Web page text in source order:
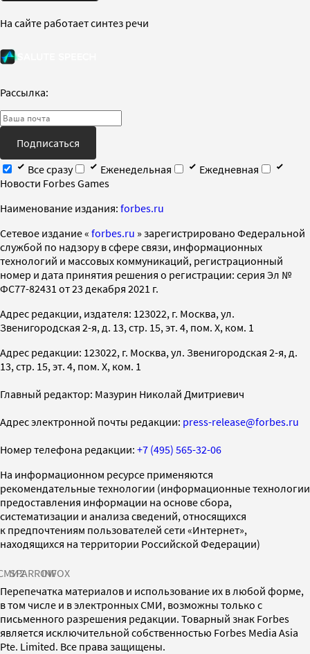
На сайте работает синтез речи
Рассылка:
Подписаться
Все сразу
Еженедельная
Ежедневная
Новости Forbes Games
Наименование издания: forbes.ru
Cетевое издание « forbes.ru » зарегистрировано Федеральной
службой по надзору в сфере связи, информационных
технологий и массовых коммуникаций, регистрационный
номер и дата принятия решения о регистрации: серия Эл №
ФС77-82431 от 23 декабря 2021 г.
Адрес редакции, издателя: 123022, г. Москва, ул.
Звенигородская 2-я, д. 13, стр. 15, эт. 4, пом. X, ком. 1
Адрес редакции: 123022, г. Москва, ул. Звенигородская 2-я, д.
13, стр. 15, эт. 4, пом. X, ком. 1
Главный редактор: Мазурин Николай Дмитриевич
Адрес электронной почты редакции: press-release@forbes.ru
Номер телефона редакции: +7 (495) 565-32-06
На информационном ресурсе применяются
рекомендательные технологии (информационные технологии
предоставления информации на основе сбора,
систематизации и анализа сведений, относящихся
к предпочтениям пользователей сети «Интернет»,
находящихся на территории Российской Федерации)
SPARROWINFOX
Перепечатка материалов и использование их в любой форме,
в том числе и в электронных СМИ, возможны только с
письменного разрешения редакции. Товарный знак Forbes
является исключительной собственностью Forbes Media Asia
Pte. Limited. Все права защищены.